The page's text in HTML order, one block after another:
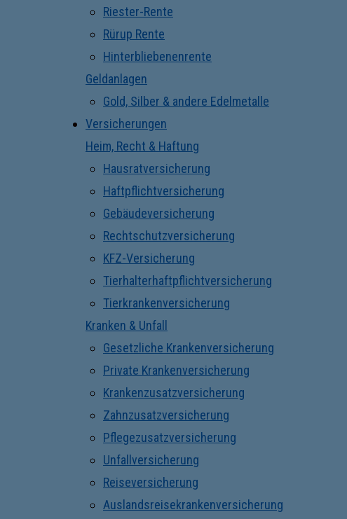
Riester-Rente
Rürup Rente
Hinterbliebenenrente
Geldanlagen
Gold, Silber & andere Edelmetalle
Versicherungen
Heim, Recht & Haftung
Hausratversicherung
Haftpflichtversicherung
Gebäudeversicherung
Rechtschutzversicherung
KFZ-Versicherung
Tierhalterhaftpflichtversicherung
Tierkrankenversicherung
Kranken & Unfall
Gesetzliche Krankenversicherung
Private Krankenversicherung
Krankenzusatzversicherung
Zahnzusatzversicherung
Pflegezusatzversicherung
Unfallversicherung
Reiseversicherung
Auslandsreisekrankenversicherung